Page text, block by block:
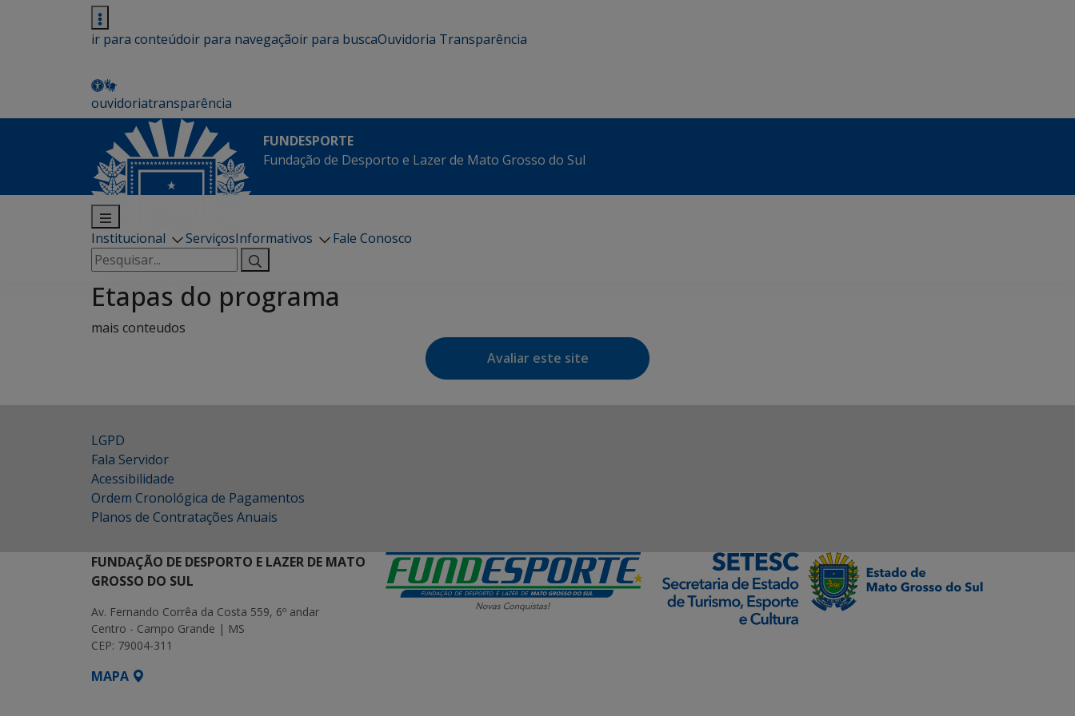
ir para conteúdoir para navegaçãoir para buscaOuvidoria Transparência
ouvidoriatransparência
FUNDESPORTE
Fundação de Desporto e Lazer de Mato Grosso do Sul
Institucional ServiçosInformativos
Fale Conosco
Pesquisar
por:
Etapas do programa
mais conteudos
Avaliar este site
LGPD
Fala Servidor
Acessibilidade
Ordem Cronológica de Pagamentos
Planos de Contratações Anuais
FUNDAÇÃO DE DESPORTO E LAZER DE MATO
GROSSO DO SUL
Av. Fernando Corrêa da Costa 559, 6º andar
Centro - Campo Grande | MS
CEP: 79004-311
MAPA